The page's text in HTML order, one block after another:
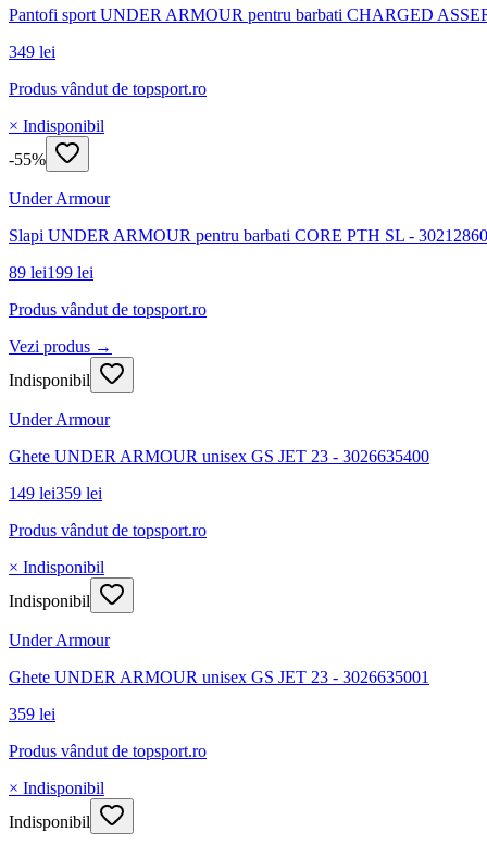
Pantofi sport UNDER ARMOUR pentru barbati CHARGED
349 lei
Produs vândut de topsport.ro
× Indisponibil
-55%
Under Armour
Slapi UNDER ARMOUR pentru barbati CORE PTH SL -
89 lei199 lei
Produs vândut de topsport.ro
Vezi produs →
Indisponibil
Under Armour
Ghete UNDER ARMOUR unisex GS JET 23 - 3026635400
149 lei359 lei
Produs vândut de topsport.ro
× Indisponibil
Indisponibil
Under Armour
Ghete UNDER ARMOUR unisex GS JET 23 - 3026635001
359 lei
Produs vândut de topsport.ro
× Indisponibil
Indisponibil